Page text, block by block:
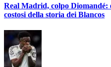
Real Madrid, colpo Diomandé:
costosi della storia dei Blancos